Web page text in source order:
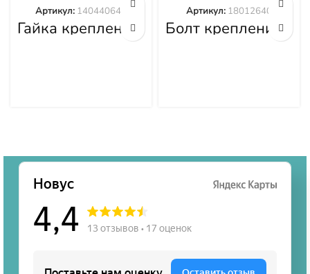
Гайка крепления
башмака
Артикул: 140440645
Болт крепления
башмака
Артикул: 18012640